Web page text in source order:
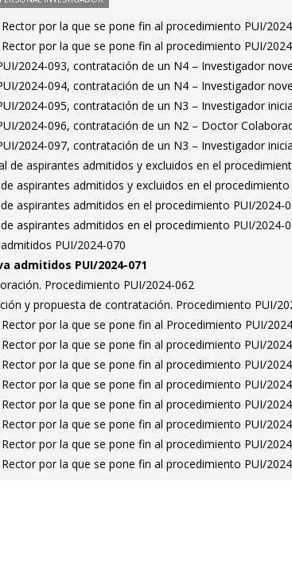
por la que se pone fin al procedimiento PUI/
por la que se pone fin al procedimiento PUI/
2024-093, contratación de un N4 – Investigador
2024-094, contratación de un N4 – Investigador
2024-095, contratación de un N3 – Investigador
2024-096, contratación de un N2 – Doctor
2024-097, contratación de un N3 – Investigador
de aspirantes admitidos y excluidos en el
aspirantes admitidos y excluidos en el
aspirantes admitidos en el procedimiento PUI/2024-
aspirantes admitidos en el procedimiento PUI/2024-
PUI/2024-070
admitidos PUI/2024-071
Procedimiento PUI/2024-062
y propuesta de contratación. Procedimiento PUI/
por la que se pone fin al Procedimiento PUI/
por la que se pone fin al procedimiento PUI/
por la que se pone fin al procedimiento PUI/
por la que se pone fin al procedimiento PUI/
por la que se pone fin al procedimiento PUI/
por la que se pone fin al procedimiento PUI/
por la que se pone fin al procedimiento PUI/
por la que se pone fin al procedimiento PUI/